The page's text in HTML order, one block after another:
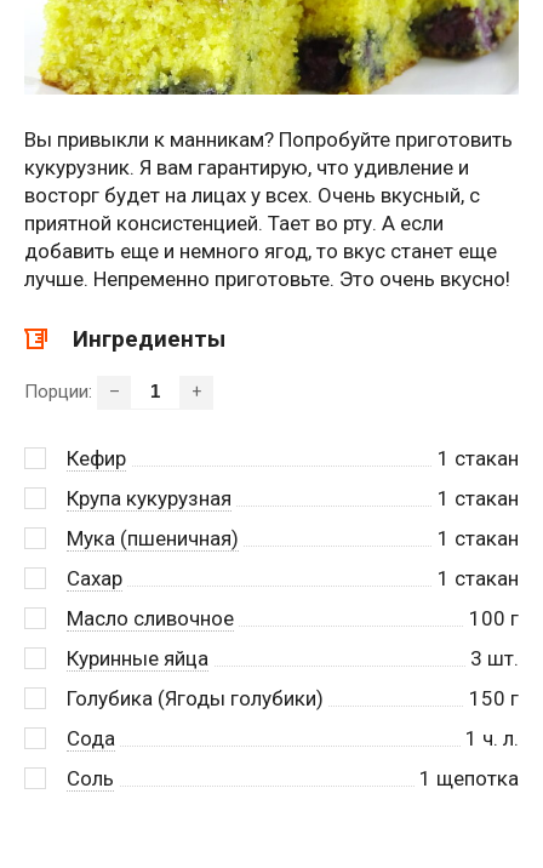
Вы привыкли к манникам? Попробуйте приготовить
кукурузник. Я вам гарантирую, что удивление и
восторг будет на лицах у всех. Очень вкусный, с
приятной консистенцией. Тает во рту. А если
добавить еще и немного ягод, то вкус станет еще
лучше. Непременно приготовьте. Это очень вкусно!
Ингредиенты
Порции: – +
Кефир 1 стакан
Крупа кукурузная
1 стакан
Мука (пшеничная)
1 стакан
Сахар
1 стакан
Масло сливочное
100 г
Куринные яйца
3 шт.
Голубика (Ягоды голубики)
150 г
Сода
1 ч. л.
Соль
1 щепотка